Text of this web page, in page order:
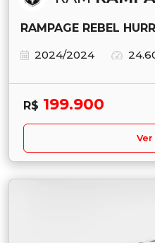
RAMPAGE REBEL
2024/2024
R$ 199.900